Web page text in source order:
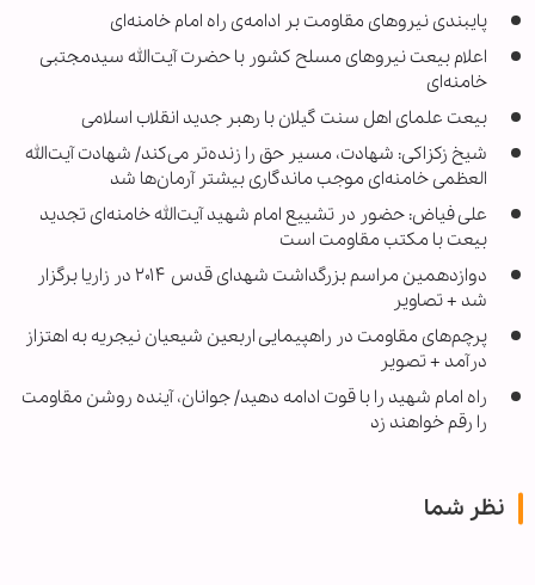
پایبندی نیروهای مقاومت بر ادامه‌ی راه امام خامنه‌ای
اعلام بیعت نیروهای مسلح کشور با حضرت آیت‌الله سیدمجتبی
خامنه‌ای
بیعت علمای اهل سنت گیلان با رهبر جدید انقلاب اسلامی
شیخ زکزاکی: شهادت، مسیر حق را زنده‌تر می‌کند/ شهادت آیت‌الله
العظمی خامنه‌ای موجب ماندگاری بیشتر آرمان‌ها شد
علی فیاض: حضور در تشییع امام شهید آیت‌الله خامنه‌ای تجدید
بیعت با مکتب مقاومت است
دوازدهمین مراسم بزرگداشت شهدای قدس ۲۰۱۴ در زاریا برگزار
شد + تصاویر
پرچم‌های مقاومت در راهپیمایی اربعین شیعیان نیجریه به اهتزاز
درآمد + تصویر
راه امام شهید را با قوت ادامه دهید/ جوانان، آینده روشن مقاومت
را رقم خواهند زد
نظر شما